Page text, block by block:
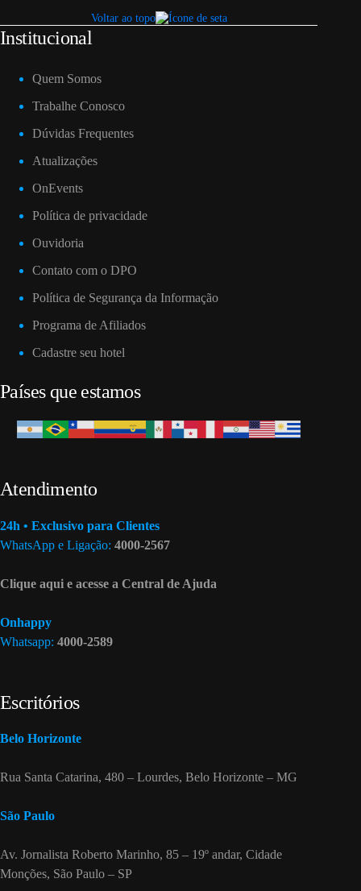
Voltar ao topo
Institucional
Quem Somos
Trabalhe Conosco
Dúvidas Frequentes
Atualizações
OnEvents
Política de privacidade
Ouvidoria
Contato com o DPO
Política de Segurança da Informação
Programa de Afiliados
Cadastre seu hotel
Países que estamos
Atendimento
24h • Exclusivo para Clientes
WhatsApp e Ligação: 4000-2567
Clique aqui e acesse a Central de Ajuda
Onhappy
Whatsapp: 4000-2589
Escritórios
Belo Horizonte
Rua Santa Catarina, 480 – Lourdes, Belo Horizonte – MG
São Paulo
Av. Jornalista Roberto Marinho, 85 – 19º andar, Cidade
Monções, São Paulo – SP